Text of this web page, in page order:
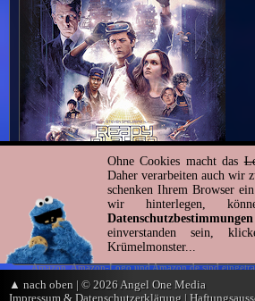
Amazon, Amazon-Logo und Amazon.de sind
Ohne Cookies macht das
Daher verarbeiten auch wir
schenken Ihrem Browser
wir hinterlegen,
Datenschutzbestimmungen
einverstanden sein,
Krümelmonster...
▲ nach oben | © 2026 Angel One Media
Impressum & Datenschutzerklärung